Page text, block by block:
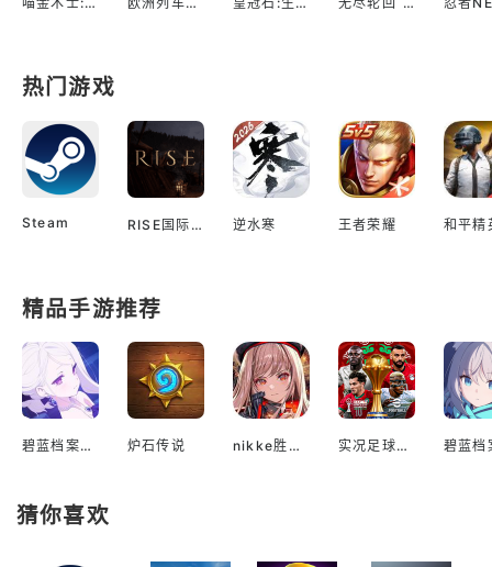
热门游戏
Steam RISE国际服 逆水寒 王者荣耀 和平精
精品手游推荐
碧蓝档案国际服 炉石传说 nikke胜利女神国际服 实况足球2022手游
猜你喜欢